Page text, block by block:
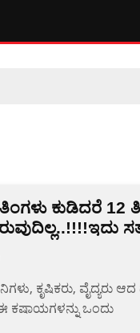
ಕುಡಿದರೆ 12
ಕೃಷಿಕರು,
ಒಂದು